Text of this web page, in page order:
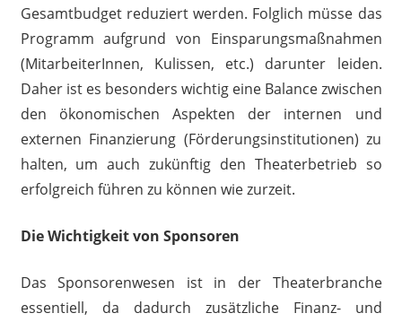
Gesamtbudget reduziert werden. Folglich müsse das
Programm aufgrund von Einsparungsmaßnahmen
(MitarbeiterInnen, Kulissen, etc.) darunter leiden.
Daher ist es besonders wichtig eine Balance zwischen
den ökonomischen Aspekten der internen und
externen Finanzierung (Förderungsinstitutionen) zu
halten, um auch zukünftig den Theaterbetrieb so
erfolgreich führen zu können wie zurzeit.
Die Wichtigkeit von Sponsoren
Das Sponsorenwesen ist in der Theaterbranche
essentiell, da dadurch zusätzliche Finanz- und